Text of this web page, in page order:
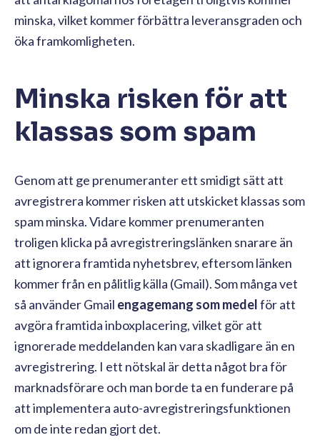
minska, vilket kommer förbättra leveransgraden och
öka framkomligheten.
Minska risken för att
klassas som spam
Genom att ge prenumeranter ett smidigt sätt att
avregistrera kommer risken att utskicket klassas som
spam minska. Vidare kommer prenumeranten
troligen klicka på avregistreringslänken snarare än
att ignorera framtida nyhetsbrev, eftersom länken
kommer från en pålitlig källa (Gmail). Som många vet
så använder Gmail engagemang som medelför att
avgöra framtida inboxplacering, vilket gör att
ignorerade meddelanden kan vara skadligare än en
avregistrering. I ett nötskal är detta något bra för
marknadsförare och man borde ta en funderare på
att implementera auto-avregistreringsfunktionen
om de inte redan gjort det.